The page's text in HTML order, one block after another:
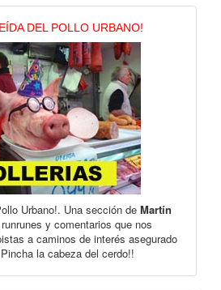
DEL POLLO URBANO!
Urbano!. Una sección de Martín
y comentarios que nos
a caminos de interés asegurado
la cabeza del cerdo!!